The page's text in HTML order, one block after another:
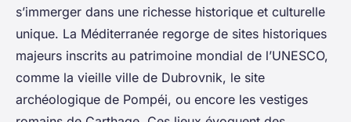
s’immerger dans une richesse historique et culturelle
unique. La Méditerranée regorge de sites historiques
majeurs inscrits au patrimoine mondial de l’UNESCO,
comme la vieille ville de Dubrovnik, le site
archéologique de Pompéi, ou encore les vestiges